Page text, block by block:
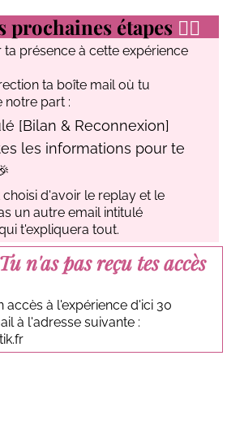
prochaines étapes 👇🏻
présence à cette expérience
ta boîte mail où tu
notre part :
[Bilan & Reconnexion]
les informations pour te
d'avoir le replay et le
un autre email intitulé
t'expliquera tout.
n'as pas reçu tes accès
accès à l'expérience d'ici 30
à l'adresse suivante :